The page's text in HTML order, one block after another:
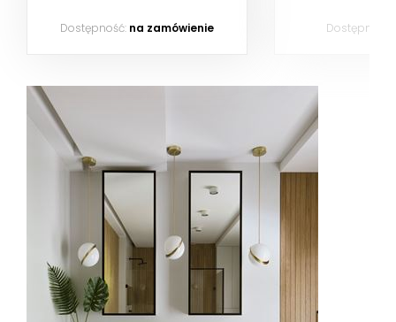
Dostępność: na zamówienie Dostępność: